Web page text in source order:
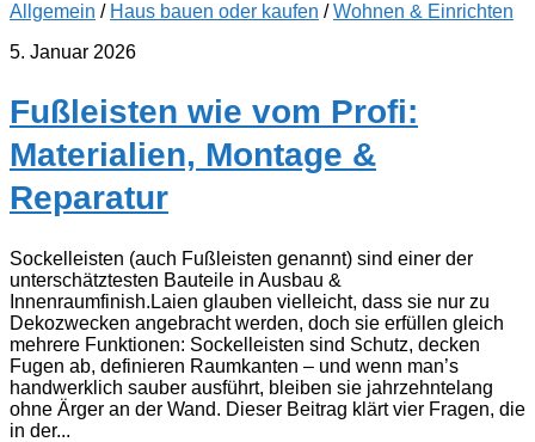
Allgemein / Haus bauen oder kaufen /Wohnen & Einrichten
5. Januar 2026
Fußleisten wie vom Profi:
Materialien, Montage &
Reparatur
Sockelleisten (auch Fußleisten genannt) sind einer der
unterschätztesten Bauteile in Ausbau &
Innenraumfinish.Laien glauben vielleicht, dass sie nur zu
Dekozwecken angebracht werden, doch sie erfüllen gleich
mehrere Funktionen: Sockelleisten sind Schutz, decken
Fugen ab, definieren Raumkanten – und wenn man’s
handwerklich sauber ausführt, bleiben sie jahrzehntelang
ohne Ärger an der Wand. Dieser Beitrag klärt vier Fragen, die
in der...